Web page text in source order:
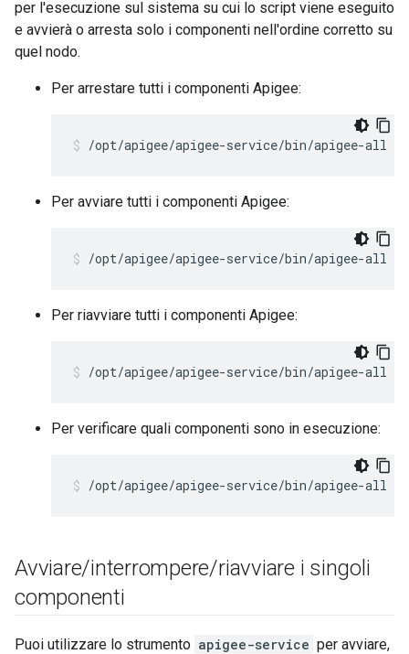
per l'esecuzione sul sistema su cui lo script viene eseguito
e avvierà o arresta solo i componenti nell'ordine corretto su
quel nodo.
Per arrestare tutti i componenti Apigee:
/opt/apigee/apigee-service/bin/apigee-all
Per avviare tutti i componenti Apigee:
/opt/apigee/apigee-service/bin/apigee-all
Per riavviare tutti i componenti Apigee:
/opt/apigee/apigee-service/bin/apigee-all
Per verificare quali componenti sono in esecuzione:
/opt/apigee/apigee-service/bin/apigee-all
Avviare/interrompere/riavviare i singoli
componenti
Puoi utilizzare lo strumento apigee-service per avviare,